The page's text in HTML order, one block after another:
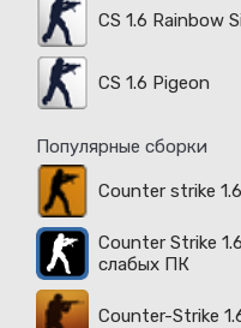
CS 1.6 Rainbow
CS 1.6 Pigeon
Популярные сборки
Counter Strike
слабых ПК
Counter-Strike